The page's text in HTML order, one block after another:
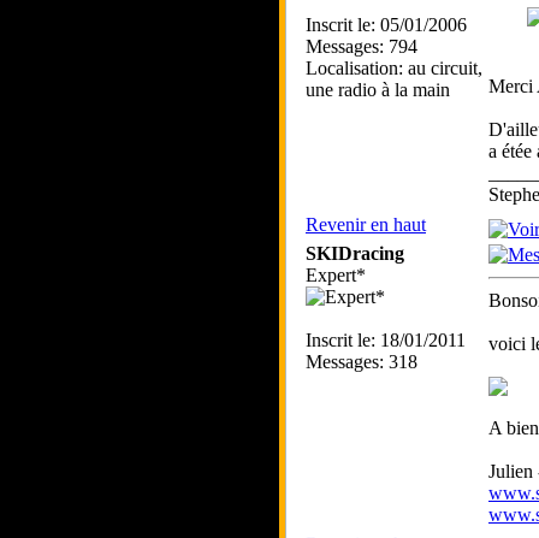
Inscrit le: 05/01/2006
Messages: 794
Localisation: au circuit,
une radio à la main
a
Revenir en haut
SKIDracing
Expert*
Inscrit le: 18/01/2011
Messages: 318
voici
A